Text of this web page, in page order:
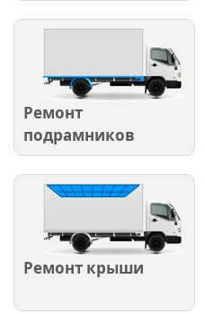
Ремонт
подрамников
Ремонт крыши